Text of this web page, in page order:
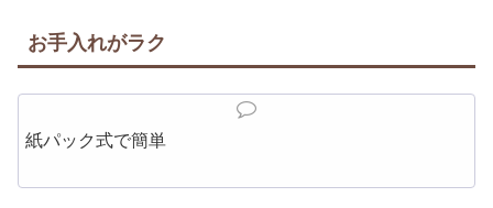
お手入れがラク
紙パック式で簡単